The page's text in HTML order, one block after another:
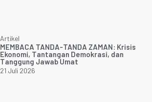
Artikel
MEMBACA TANDA-TANDA ZAMAN: Krisis
Ekonomi, Tantangan Demokrasi, dan
Tanggung Jawab Umat
21 Juli 2026